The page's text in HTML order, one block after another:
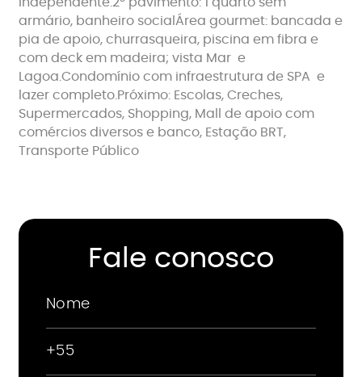
independente.2º pavimento: 1 quarto sem
armário, banheiro socialÁrea gourmet: bancada e
pia de apoio, churrasqueira, piscina em fibra e
com deck em madeira; vista Mar e
Lagoa.Condomínio com infraestrutura de SPA e
lazer completo.Próximo: Escolas, Creches,
Supermercados, Shopping, Mall de apoio com
comércios diversos e banco, Estação BRT,
Transporte Público
Fale conosco